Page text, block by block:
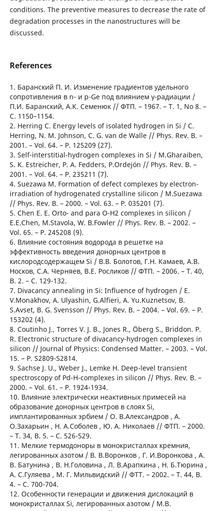
conditions. The preventive measures to decrease the rate of
degradation processes in the nanostructures will be
discussed.
References
1. Баранский П. И. Изменение градиентов удельного
сопротивления в n- и р-Ge под влиянием γ-радиации /
П.И. Баранский, А.К. Семенюк // ФТП. – 1967. – Т. 1, No 8. –
С. 1150–1154.
2. Herring C. Energy levels of isolated hydrogen in Si / С.
Herring, N. M. Johnson, C. G. van de Walle // Phys. Rev. B. –
2001. – Vol. 64. – P. 125209 (27).
3. Self-interstitial-hydrogen complexes in Si / М.Gharaiben,
S. K. Estreicher, P. A. Fedders, Р.Ordejón // Phys. Rev. B. –
2001. – Vol. 64. – P. 235211 (7).
4. Suezawa M. Formation of defect complexes by electron-
irradiation of hydrogenated crystalline silicon / М.Suezawa
// Phys. Rev. B. – 2000. – Vol. 63. – P. 035201 (7).
5. Chen E. E. Orto- and para O-H2 complexes in silicon /
Е.Е.Chen, М.Stavola, W. B.Fowler // Phys. Rev. B. – 2002. –
Vol. 65. – P. 245208 (9).
6. Влияние состояния водорода в решетке на
эффективность введения донорных центров в
кислородсодержащем Si / В.В. Болотов, Г.Н. Камаев, А.В.
Носков, С.А. Черняев, В.Е. Росликов // ФТП. – 2006. – Т. 40,
В. 2. – С. 129-132.
7. Divacancy annealing in Si: Influence of hydrogen / E.
V.Monakhov, А. Ulyashin, G.Alfieri, A. Yu.Kuznetsov, B.
S.Avset, B. G. Svensson // Phys. Rev. B. – 2004. – Vol. 69. – P.
153202 (4).
8. Coutinho J., Torres V. J. B., Jones R., Öberg S., Briddon. P.
R. Electronic structure of divacancy-hydrogen complexes in
silicon // Journal of Physics: Condensed Matter. – 2003. – Vol.
15. – P. S2809-S2814.
9. Sachse J. U., Weber J., Lemke H. Deep-level transient
spectroscopy of Pd-H-complexes in silicon // Phys. Rev. B. –
2000. – Vol. 61. – P. 1924-1934.
10. Влияние электрически неактивных примесей на
образование донорных центров в слоях Si,
имплантированных эрбием / О. В.Александров , А.
О.Захарьин , Н. А.Соболев , Ю. А. Николаев // ФТП. – 2000.
– Т. 34, В. 5. – С. 526-529.
11. Мелкие термодоноры в монокристаллах кремния,
легированных азотом / В. В.Воронков , Г. И.Воронкова , А.
В. Батунина , В. Н.Головина , Л. В.Арапкина , Н. Б.Тюрина ,
А. С.Гуляева , М. Г. Мильвидский // ФТТ. – 2002. – Т. 44, В.
4. – С. 700-704.
12. Особенности генерации и движения дислокаций в
монокристаллах Si, легированных азотом / М.В.